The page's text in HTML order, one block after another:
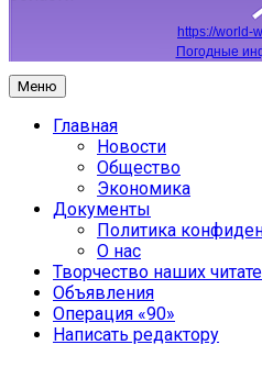
https://world-
Погодные
Меню
Главная
Новости
Общество
Экономика
Документы
Политика
О нас
Творчество наших
Объявления
Операция «90»
Написать редактору